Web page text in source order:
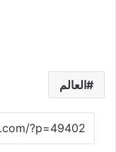
العالم